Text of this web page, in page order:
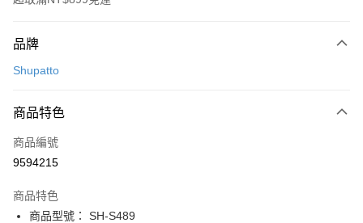
信用卡一次付款
Apple Pay
街口支付
Google Pay
品牌
Shupatto
商品特色
商品編號
9594215
商品特色
商品型號： SH-S489